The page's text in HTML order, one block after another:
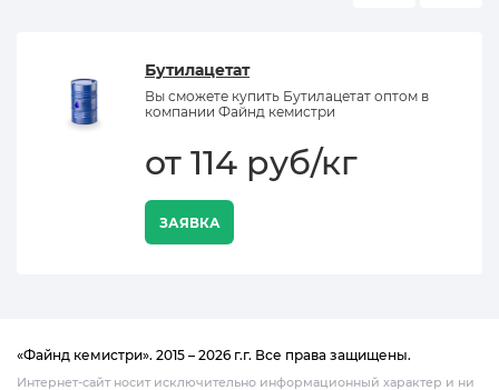
Бутилацетат
Вы сможете купить Бутилацетат оптом в
компании Файнд кемистри
от 114 руб/кг
ЗАЯВКА
«Файнд кемистри». 2015 – 2026 г.г. Все права защищены.
Интернет-сайт носит исключительно информационный характер и ни